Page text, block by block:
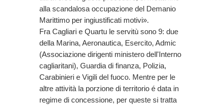
alla scandalosa occupazione del Demanio
Marittimo per ingiustificati motivi».
Fra Cagliari e Quartu le servitù sono 9: due
della Marina, Aeronautica, Esercito, Admic
(Associazione dirigenti ministero dell'Interno
cagliaritani), Guardia di finanza, Polizia,
Carabinieri e Vigili del fuoco. Mentre per le
altre attività la porzione di territorio é data in
regime di concessione, per queste si tratta